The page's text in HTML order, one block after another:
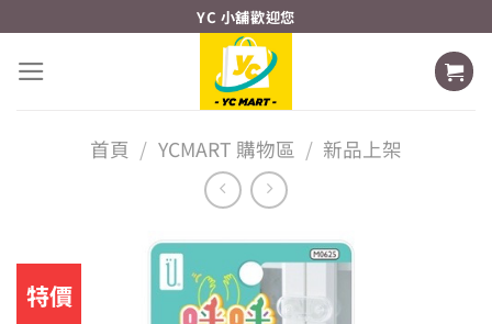
content
YC 小舖歡迎您
首頁 / YCMART 購物區 / 新品上架
特價